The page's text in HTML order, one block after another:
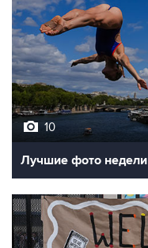
10
Лучшие фото недели